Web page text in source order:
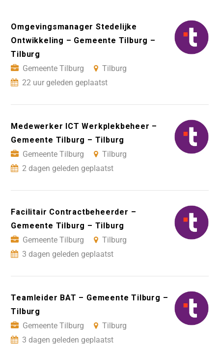
Omgevingsmanager Stedelijke
Ontwikkeling – Gemeente Tilburg –
Tilburg
Gemeente Tilburg
Tilburg
22 uur geleden geplaatst
Medewerker ICT Werkplekbeheer –
Gemeente Tilburg – Tilburg
Gemeente Tilburg
Tilburg
2 dagen geleden geplaatst
Facilitair Contractbeheerder –
Gemeente Tilburg – Tilburg
Gemeente Tilburg
Tilburg
3 dagen geleden geplaatst
Teamleider BAT – Gemeente Tilburg –
Tilburg
Gemeente Tilburg
Tilburg
3 dagen geleden geplaatst